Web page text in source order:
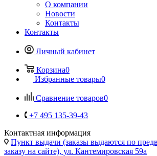
О компании
Новости
Контакты
Контакты
Личный кабинет
Корзина0
Избранные товары0
Сравнение товаров0
+7 495 135-39-43
Контактная информация
Пункт выдачи (заказы выдаются по
заказу на сайте), ул. Кантемировская 59а